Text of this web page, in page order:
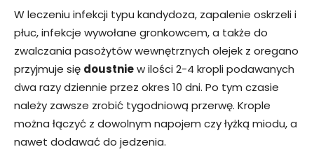
W leczeniu infekcji typu kandydoza, zapalenie oskrzeli i
płuc, infekcje wywołane gronkowcem, a także do
zwalczania pasożytów wewnętrznych olejek z oregano
przyjmuje się doustniew ilości 2-4 kropli podawanych
dwa razy dziennie przez okres 10 dni. Po tym czasie
należy zawsze zrobić tygodniową przerwę. Krople
można łączyć z dowolnym napojem czy łyżką miodu, a
nawet dodawać do jedzenia.